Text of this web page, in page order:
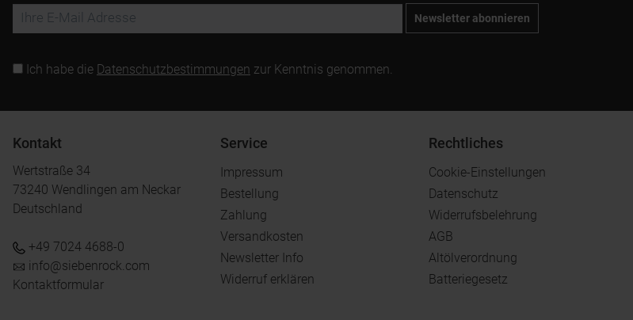
Newsletter abonnieren
Ich habe die Datenschutzbestimmungen zur Kenntnis genommen.
Kontakt
Wertstraße 34
73240 Wendlingen am Neckar
Deutschland
+49 7024 4688-0
info@siebenrock.com
Kontaktformular
Service
Impressum
Bestellung
Zahlung
Versandkosten
Newsletter Info
Widerruf erklären
Rechtliches
Cookie-Einstellungen
Datenschutz
Widerrufsbelehrung
AGB
Altölverordnung
Batteriegesetz